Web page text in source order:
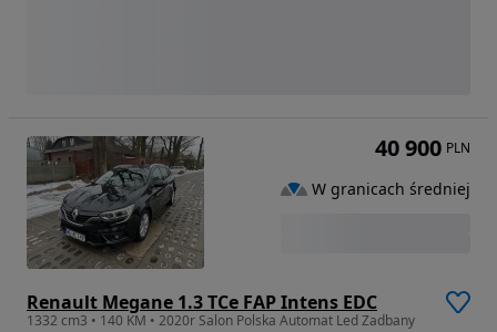
Renault Megane 1.3 TCe FAP Intens EDC
1332 cm3 • 140 KM • 2020r Salon Polska Automat Led Zadbany
40 900 PLN
W granicach średniej